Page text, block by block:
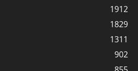
1912
1829
1311
902